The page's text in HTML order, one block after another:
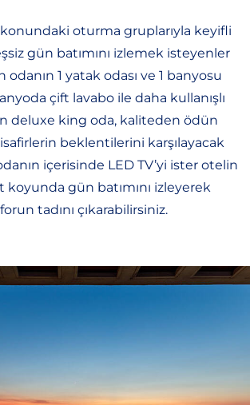
oturma gruplarıyla keyifli
gün batımını izlemek isteyenler
odanın 1 yatak odası ve 1 banyosu
çift lavabo ile daha kullanışlı
deluxe king oda, kaliteden ödün
beklentilerini karşılayacak
içerisinde LED TV’yi ister otelin
koyunda gün batımını izleyerek
tadını çıkarabilirsiniz.